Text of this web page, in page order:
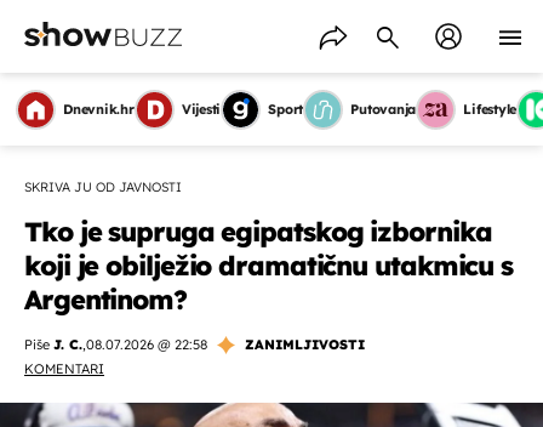
Dnevnik.hr Vijesti Sport Putovanja Lifestyle
SKRIVA JU OD JAVNOSTI
Tko je supruga egipatskog izbornika
koji je obilježio dramatičnu utakmicu s
Argentinom?
Piše J. C.,08.07.2026 @ 22:58
ZANIMLJIVOSTI
KOMENTARI